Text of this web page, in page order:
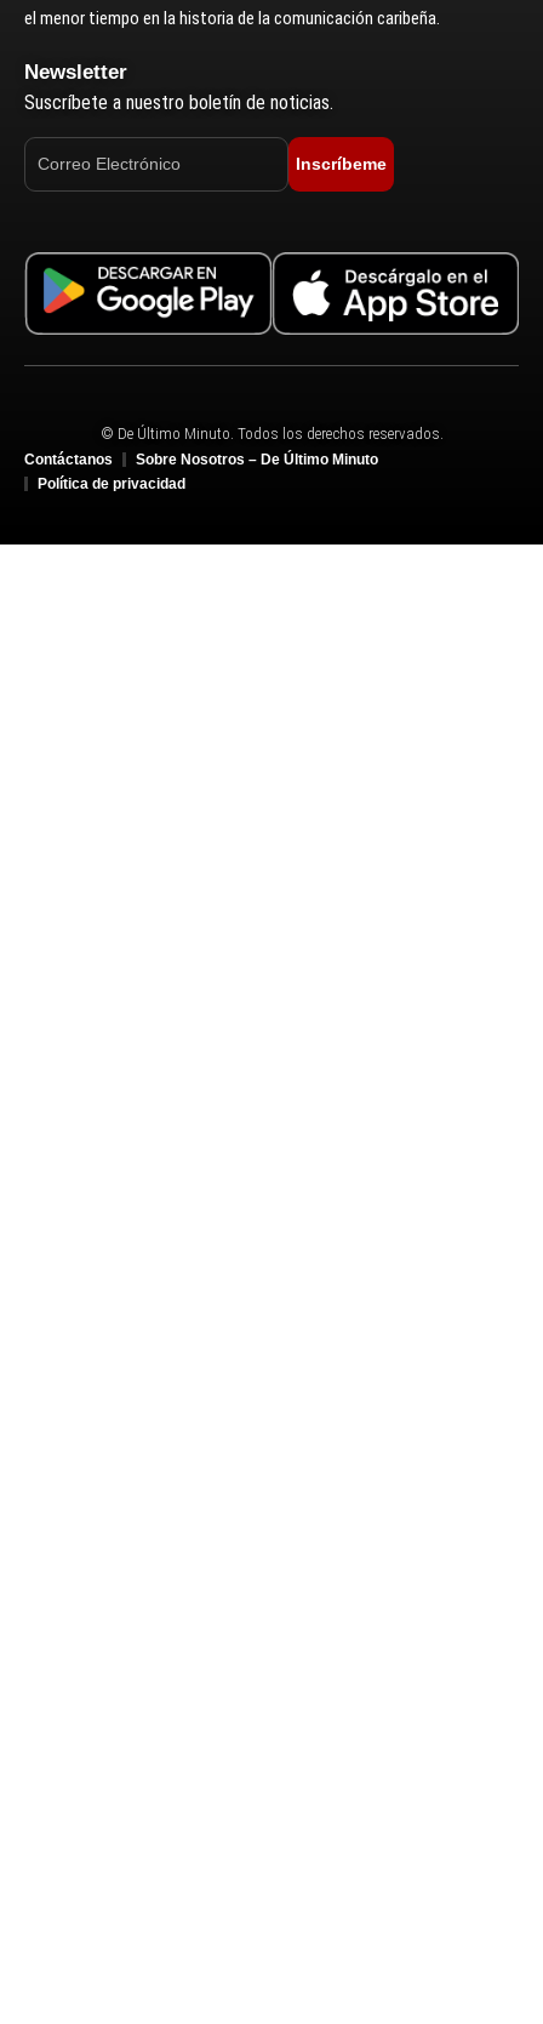
el menor tiempo en la historia de la comunicación caribeña.
Newsletter
Suscríbete a nuestro boletín de noticias.
Inscríbeme
© De Último Minuto. Todos los derechos reservados.
Contáctanos
Sobre Nosotros – De Último Minuto
Política de privacidad